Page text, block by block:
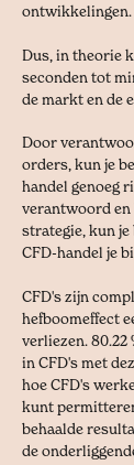
ontwikkelingen.
Dus, in theorie
seconden tot
de markt en de
Door
orders, kun je
handel genoeg
verantwoord en
strategie, kun
CFD-handel je
CFD's zijn
hefboomeffect
verliezen. 80.22
in CFD's met
hoe CFD's
kunt
behaalde
de